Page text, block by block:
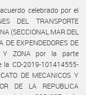
celebrado por el
DEL TRANSPORTE
(SECCIONAL MAR DEL
EXPENDEDORES DE
Y ZONA por la parte
CD-2019-101414555-
DE MECANICOS Y
DE LA REPUBLICA